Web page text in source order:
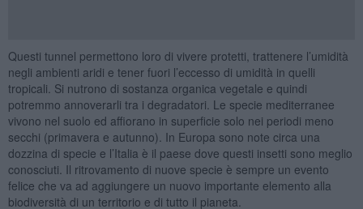
Questi tunnel permettono loro di vivere protetti, trattenere l’umidità
negli ambienti aridi e tener fuori l’eccesso di umidità in quelli
tropicali. Si nutrono di sostanza organica vegetale e quindi
potremmo annoverarli tra i degradatori. Le specie mediterranee
vivono nel suolo ed affiorano in superficie solo nei periodi meno
secchi (primavera e autunno). In Europa sono note circa una
dozzina di specie e l’Italia è il paese dove questi insetti sono meglio
conosciuti. Il ritrovamento di nuove specie è sempre un evento
felice che va ad aggiungere un nuovo importante elemento alla
biodiversità di un territorio e di tutto il pianeta.